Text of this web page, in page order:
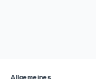
Allgemeines